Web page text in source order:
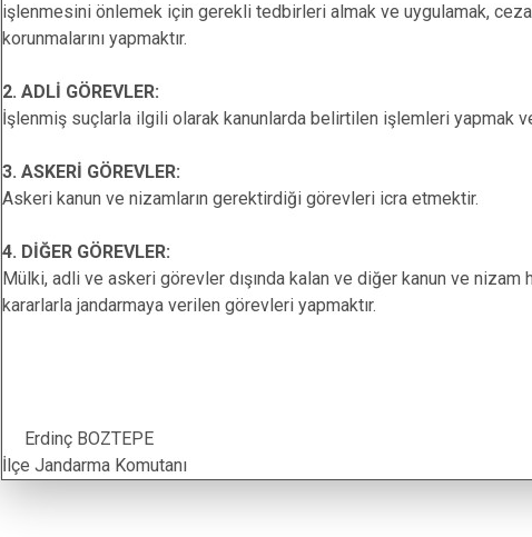
işlenmesini önlemek için gerekli tedbirleri almak ve uygulamak,
korunmalarını yapmaktır.
2. ADLİ GÖREVLER:
İşlenmiş suçlarla ilgili olarak kanunlarda belirtilen işlemleri yapmak
3. ASKERİ GÖREVLER:
Askeri kanun ve nizamların gerektirdiği görevleri icra etmektir.
4. DİĞER GÖREVLER:
Mülki, adli ve askeri görevler dışında kalan ve diğer kanun ve nizam
kararlarla jandarmaya verilen görevleri yapmaktır.
Erdinç BOZTEPE
İlçe Jandarma Komutanı